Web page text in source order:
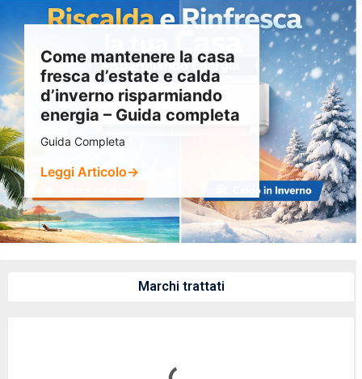
Come mantenere la casa
fresca d’estate e calda
d’inverno risparmiando
energia – Guida completa
Guida Completa
Leggi Articolo→
Marchi trattati